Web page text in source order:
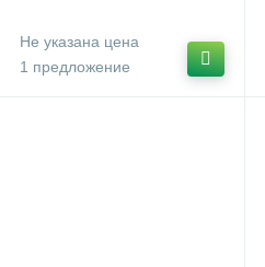
Не указана цена
1 предложение